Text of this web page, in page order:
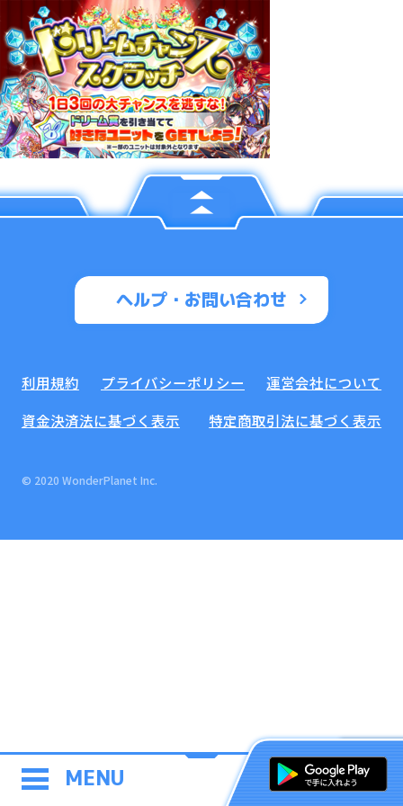
MENU
ヘルプ・お問い合わせ
利用規約 プライバシーポリシー
運営会社について
資金決済法に基づく表示
特定商取引法に基づく表示
© 2020 WonderPlanet Inc.